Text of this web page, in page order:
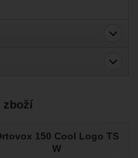
recenze.
zboží
150 Cool Logo TS
W